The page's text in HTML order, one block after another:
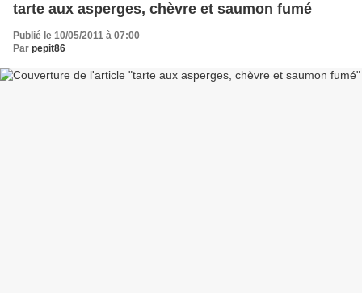
tarte aux asperges, chèvre et saumon fumé
Publié le 10/05/2011 à 07:00
Par pepit86